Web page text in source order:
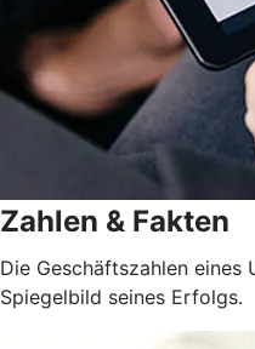
Zahlen & Fakten
Die Geschäftszahlen eines
Spiegelbild seines Erfolgs.